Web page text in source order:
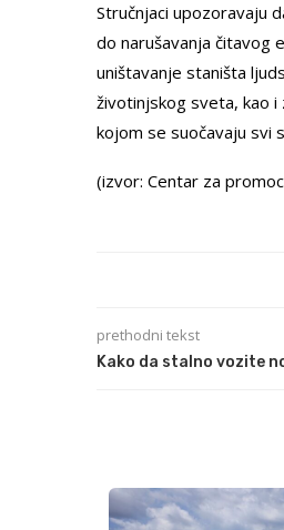
Stručnjaci upozoravaju
do narušavanja čitavog
uništavanje staništa
životinjskog sveta, kao
kojom se suočavaju svi
(izvor: Centar za
prethodni tekst
Kako da stalno vozite